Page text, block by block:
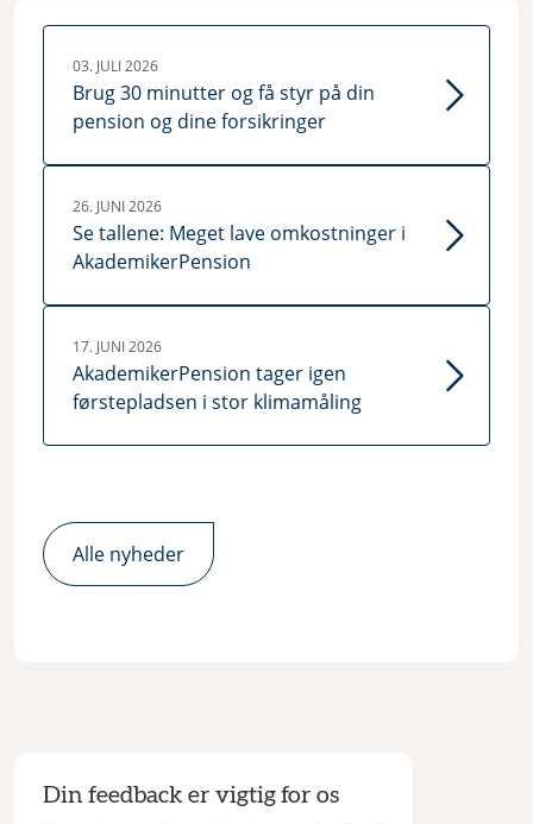
03. JULI 2026
Brug 30 minutter og få styr på din
pension og dine forsikringer
26. JUNI 2026
Se tallene: Meget lave omkostninger i
AkademikerPension
17. JUNI 2026
AkademikerPension tager igen
førstepladsen i stor klimamåling
Alle nyheder
Din feedback er vigtig for os